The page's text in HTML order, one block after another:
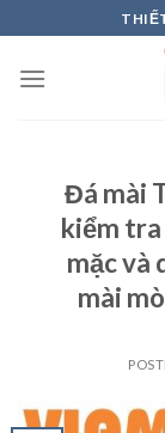
to
content
Đá mài
kiểm tra
mặc và
mài